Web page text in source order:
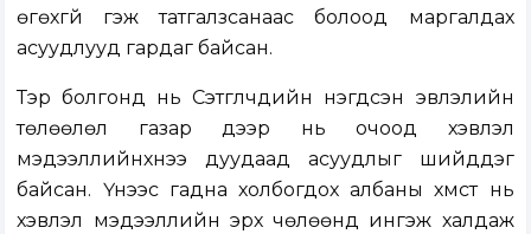
өгөхгүй гэж татгалзсанаас болоод маргалдах
асуудлууд гардаг байсан.
Тэр болгонд нь Сэтгүүлчдийн нэгдсэн эвлэлийн
төлөөлөл газар дээр нь очоод хэвлэл
мэдээллийнхнээ дуудаад асуудлыг шийддэг
байсан. Үүнээс гадна холбогдох албаны хүмүүст нь
хэвлэл мэдээллийн эрх чөлөөнд ингэж халдаж